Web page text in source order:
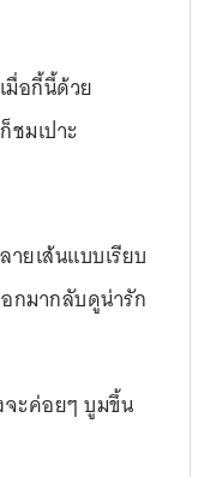
มื่อกี้นี้ด้วย
มเปาะ
ยเส้นแบบเรียบ
กมากลับดูน่ารัก
จะค่อยๆ บูมขึ้น